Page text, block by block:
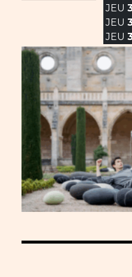
JEU
JEU
JEU